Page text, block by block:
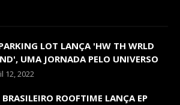
LOT LANÇA 'HW TH WRLD
UMA JORNADA PELO UNIVERSO
12, 2022
ROOFTIME LANÇA EP